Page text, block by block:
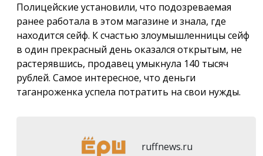
Полицейские установили, что подозреваемая
ранее работала в этом магазине и знала, где
находится сейф. К счастью злоумышленницы сейф
в один прекрасный день оказался открытым, не
растерявшись, продавец умыкнула 140 тысяч
рублей. Самое интересное, что деньги
таганроженка успела потратить на свои нужды.
ruffnews.ru